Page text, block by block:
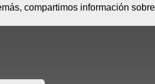
Conectar
compartimos información sobre